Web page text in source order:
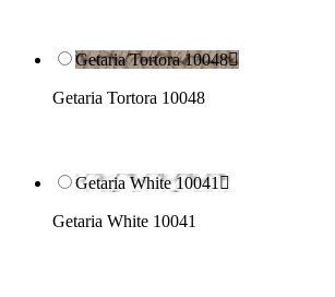
Getaria Tortora 10048
Getaria Tortora 10048
Getaria White 10041
Getaria White 10041